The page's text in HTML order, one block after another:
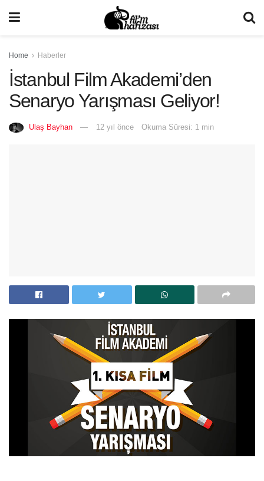
Home Haberler
İstanbul Film Akademi’den
Senaryo Yarışması Geliyor!
Ulaş Bayhan 12 yıl önce Okuma Süresi: 1 min